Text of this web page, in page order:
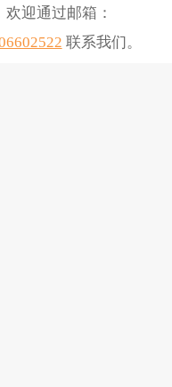
迎通过邮箱：
联系我们。